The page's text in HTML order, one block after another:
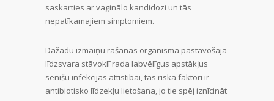
saskarties ar vaginālo kandidozi un tās
nepatīkamajiem simptomiem.
Dažādu izmaiņu rašanās organismā pastāvošajā
līdzsvara stāvoklī rada labvēlīgus apstākļus
sēnīšu infekcijas attīstībai, tās riska faktori ir
antibiotisko līdzekļu lietošana, jo tie spēj iznīcināt